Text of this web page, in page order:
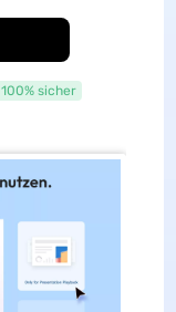
100% sicher